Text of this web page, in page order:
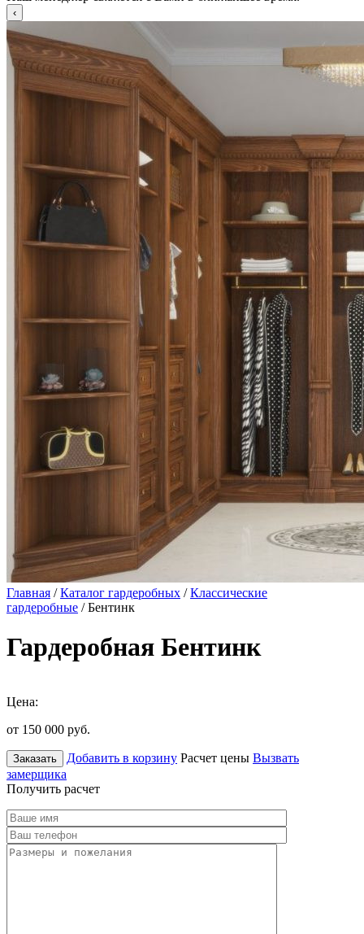
Главная /Каталог гардеробных /Классические
гардеробные / Бентинк
Гардеробная Бентинк
Цена:
от 150 000 руб.
Заказать Добавить в корзину Расчет цены Вызвать
замерщика
Получить расчет